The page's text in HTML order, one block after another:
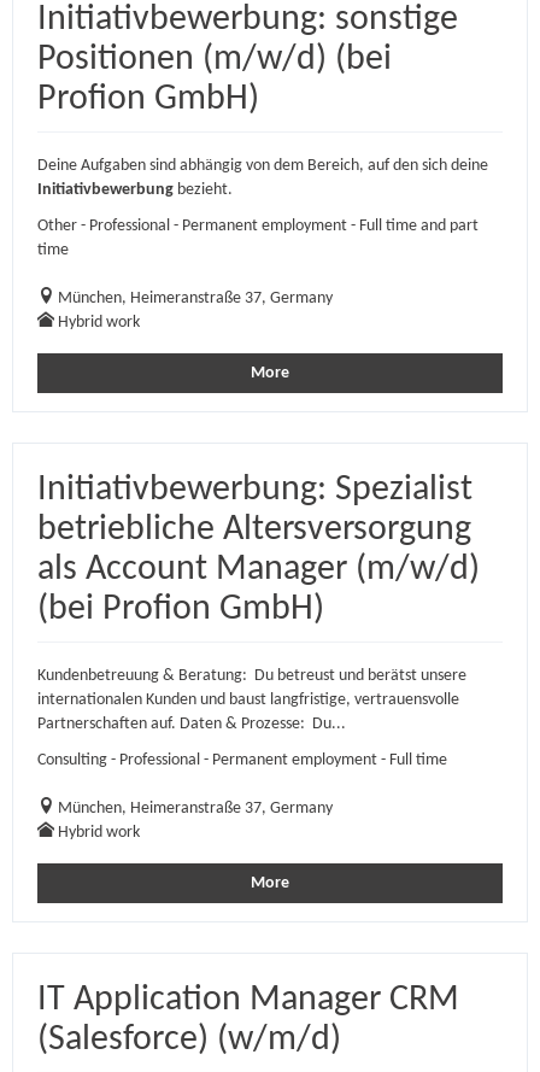
Initiativbewerbung: sonstige
Positionen (m/w/d) (bei
Profion GmbH)
Deine Aufgaben sind abhängig von dem Bereich, auf den sich deine
Initiativbewerbung bezieht.
Other - Professional - Permanent employment - Full time and part
time
München, Heimeranstraße 37, Germany
Hybrid work
More
Initiativbewerbung: Spezialist
betriebliche Altersversorgung
als Account Manager (m/w/d)
(bei Profion GmbH)
Kundenbetreuung & Beratung: Du betreust und berätst unsere
internationalen Kunden und baust langfristige, vertrauensvolle
Partnerschaften auf. Daten & Prozesse: Du...
Consulting - Professional - Permanent employment - Full time
München, Heimeranstraße 37, Germany
Hybrid work
More
IT Application Manager CRM
(Salesforce) (w/m/d)